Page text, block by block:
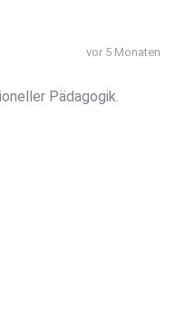
vor 5 Monaten
Pädagogik.